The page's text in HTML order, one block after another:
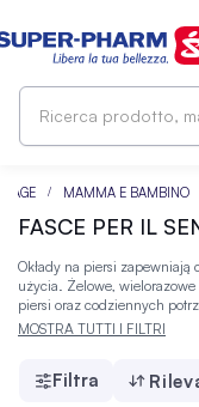
MAMMA E BAMBINO
FASCE PER IL
Okłady na piersi zapewniają
użycia. Żelowe, wielorazowe
piersi oraz codziennych
produkty dla mamy i dziecka
MOSTRA TUTTI I FILTRI
Filtra